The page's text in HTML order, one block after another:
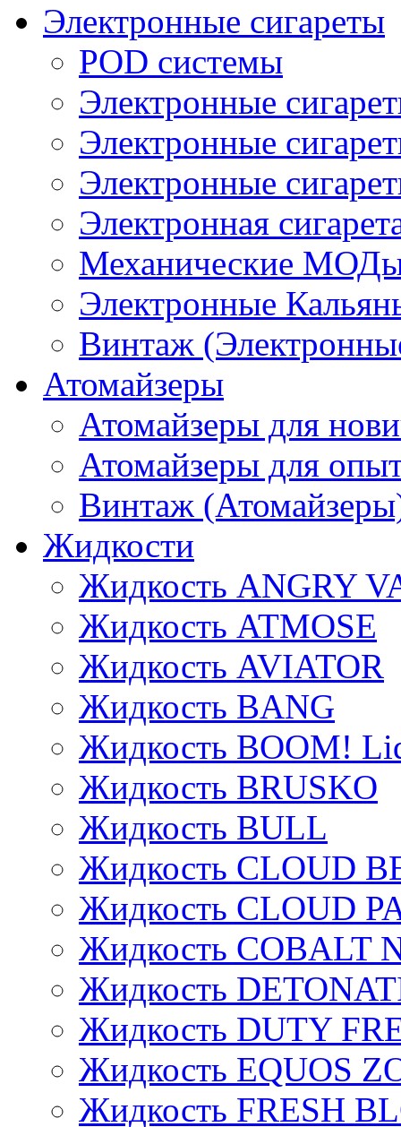
Электронные сигареты
POD системы
Электронные
Электронные
Электронные
Электронная
Механические
Электронные
Винтаж
Атомайзеры
Атомайзеры для
Атомайзеры для
Винтаж
Жидкости
Жидкость ANGRY
Жидкость ATMOSE
Жидкость AVIATOR
Жидкость BANG
Жидкость BOOM!
Жидкость BRUSKO
Жидкость BULL
Жидкость CLOUD
Жидкость CLOUD
Жидкость COBALT
Жидкость
Жидкость DUTY
Жидкость EQUOS
Жидкость FRESH